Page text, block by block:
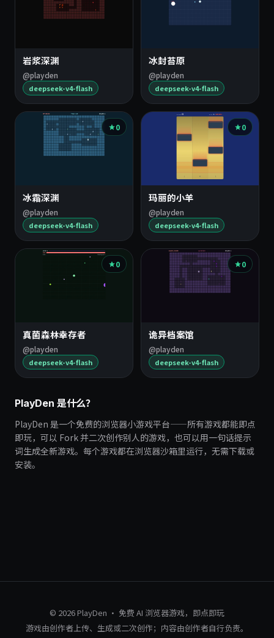
岩浆深渊
@playden
deepseek-v4-flash
冰封苔原
@playden
deepseek-v4-flash
0
冰霜深渊
@playden
deepseek-v4-flash
0
玛丽的小羊
@playden
deepseek-v4-flash
0
真菌森林幸存者
@playden
deepseek-v4-flash
0
诡异档案馆
@playden
deepseek-v4-flash
PlayDen 是什么？
PlayDen 是一个免费的浏览器小游戏平台——所有游戏都能即点
即玩，可以 Fork 并二次创作别人的游戏，也可以用一句话提示
词生成全新游戏。每个游戏都在浏览器沙箱里运行，无需下载或
安装。
© 2026 PlayDen · 免费 AI 浏览器游戏，即点即玩
游戏由创作者上传、生成或二次创作；内容由创作者自行负责。